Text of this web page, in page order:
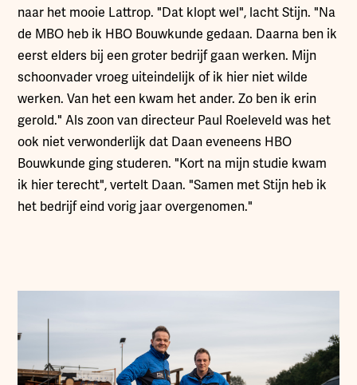
naar het mooie Lattrop. "Dat klopt wel", lacht Stijn. "Na
de MBO heb ik HBO Bouwkunde gedaan. Daarna ben ik
eerst elders bij een groter bedrijf gaan werken. Mijn
schoonvader vroeg uiteindelijk of ik hier niet wilde
werken. Van het een kwam het ander. Zo ben ik erin
gerold." Als zoon van directeur Paul Roeleveld was het
ook niet verwonderlijk dat Daan eveneens HBO
Bouwkunde ging studeren. "Kort na mijn studie kwam
ik hier terecht", vertelt Daan. "Samen met Stijn heb ik
het bedrijf eind vorig jaar overgenomen."